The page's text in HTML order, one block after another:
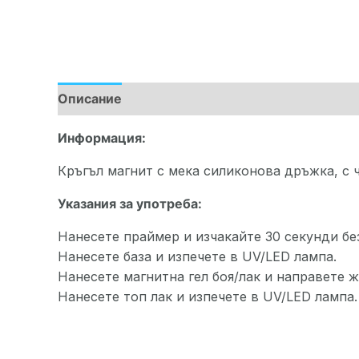
Описание
Информация:
Кръгъл магнит с мека силиконова дръжка,
Указания за употреба:
Нанесете праймер и изчакайте 30 секунди
Нанесете база и изпечете в UV/LED лампа.
Нанесете магнитна гел боя/лак и направете
Нанесете топ лак и изпечете в UV/LED лампa.